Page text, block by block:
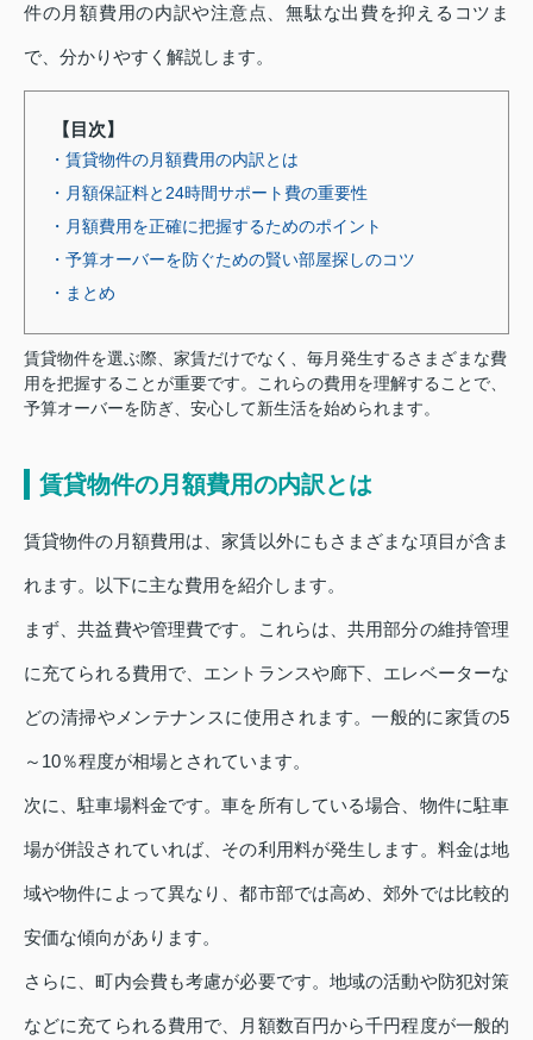
件の月額費用の内訳や注意点、無駄な出費を抑えるコツま
で、分かりやすく解説します。
【目次】
・賃貸物件の月額費用の内訳とは
・月額保証料と24時間サポート費の重要性
・月額費用を正確に把握するためのポイント
・予算オーバーを防ぐための賢い部屋探しのコツ
・まとめ
賃貸物件を選ぶ際、家賃だけでなく、毎月発生するさまざまな費
用を把握することが重要です。これらの費用を理解することで、
予算オーバーを防ぎ、安心して新生活を始められます。
賃貸物件の月額費用の内訳とは
賃貸物件の月額費用は、家賃以外にもさまざまな項目が含ま
れます。以下に主な費用を紹介します。
まず、共益費や管理費です。これらは、共用部分の維持管理
に充てられる費用で、エントランスや廊下、エレベーターな
どの清掃やメンテナンスに使用されます。一般的に家賃の5
～10％程度が相場とされています。
次に、駐車場料金です。車を所有している場合、物件に駐車
場が併設されていれば、その利用料が発生します。料金は地
域や物件によって異なり、都市部では高め、郊外では比較的
安価な傾向があります。
さらに、町内会費も考慮が必要です。地域の活動や防犯対策
などに充てられる費用で、月額数百円から千円程度が一般的